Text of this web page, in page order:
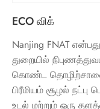
ECO விக்
Nanjing FNAT
துறையில்
கொண்ட தொழிற்சாலை
பிரீமியம் சூழல் நட்பு
உடல் மற்றும் ஒரு